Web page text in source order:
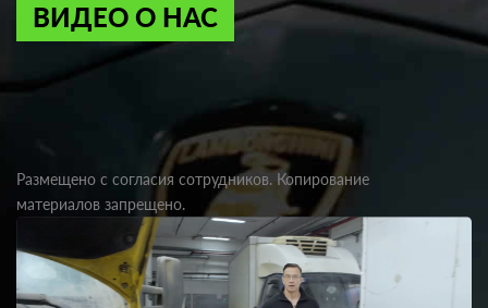
ВИДЕО О НАС
Размещено с согласия сотрудников. Копирование
материалов запрещено.